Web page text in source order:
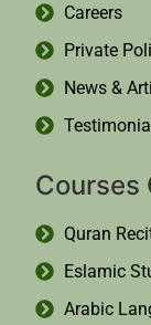
Careers
Private
News &
Courses
Quran
Eslamic
Arabic